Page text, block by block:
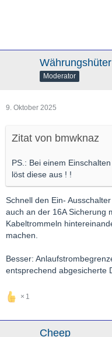
Währungshüter
Moderator
9. Oktober 2025
Zitat von bmwknaz
PS.: Bei einem
löst diese aus ! !
Schnell den Ein-
auch an der 16A Sicherung
Kabeltrommeln
machen.
Besser:
entsprechend abgesicherte
1
Cheep